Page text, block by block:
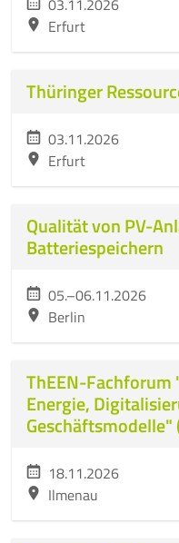
ThEEN-Talk
Aktuelles
03.11.2026
Erfurt
Thüringer
03.11.2026
Erfurt
Qualität von PV-
Batteriespeichern
05.–06.11.2026
Berlin
ThEEN-
Energie,
Geschäftsmodelle"
18.11.2026
Ilmenau